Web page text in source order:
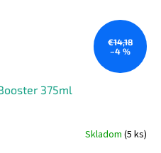
€14,18
–4 %
375ml
Skladom (5 ks)